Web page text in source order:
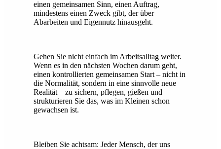
einen gemeinsamen Sinn, einen Auftrag,
mindestens einen Zweck gibt, der über
Abarbeiten und Eigennutz hinausgeht.
Gehen Sie nicht einfach im Arbeitsalltag weiter.
Wenn es in den nächsten Wochen darum geht,
einen kontrollierten gemeinsamen Start – nicht in
die Normalität, sondern in eine sinnvolle neue
Realität – zu sichern, pflegen, gießen und
strukturieren Sie das, was im Kleinen schon
gewachsen ist.
Bleiben Sie achtsam: Jeder Mensch, der uns